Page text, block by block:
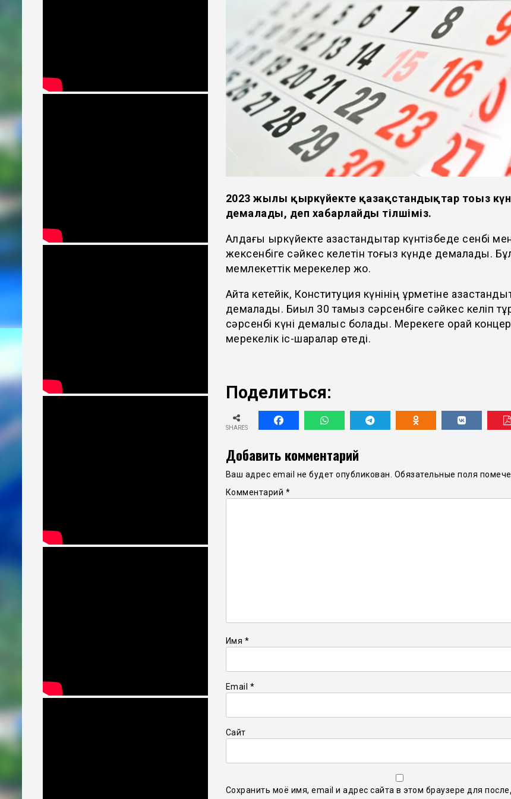
2023 жылғы қыркүйекте қазақстандықтар тоғыз күн
демалады, деп хабарлайды тілшіміз.
Алдағы қыркүйекте қазақстандықтар күнтізбеде сенбі
жексенбіге сәйкес келетін тоғыз күнде демалады.
мемлекеттік мерекелер жоқ.
Айта кетейік, Конституция күнінің құрметіне
демалады. Биыл 30 тамыз сәрсенбіге сәйкес келіп
сәрсенбі күні демалыс болады. Мерекеге орай
мерекелік іс-шаралар өтеді.
Поделиться:
SHARES
Добавить комментарий
Ваш адрес email не будет опубликован. Обязательные поля
Комментарий *
Имя *
Email *
Сайт
Сохранить моё имя, email и адрес сайта в этом браузере для